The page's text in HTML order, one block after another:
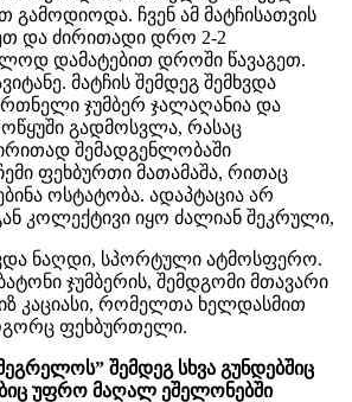
გამოდიოდა. ჩვენ ამ მატჩისათვის
და ძირითადი დრო 2-2
დამატებით დროში წავაგეთ.
მატჩის შემდეგ შემხვდა
ჯუმბერ ჯალაღანია და
გადმოსვლა, რასაც
შემადგენლობაში
ფეხბურთი მათამაშა, რითაც
ოსტატობა. ადაპტაცია არ
კოლექტივი იყო ძალიან შეკრული,
ნაღდი, სპორტული ატმოსფერო.
ჯუმბერის, შემდგომი მთავარი
კაციასი, რომელთა ხელდასმით
ფეხბურთელი.
შემდეგ სხვა გუნდებშიც
უფრო მაღალ ეშელონებში